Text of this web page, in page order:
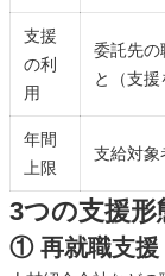
支援
の利
用
委託先の
と（支援
年間
上限
支給対
3つの支援形
① 再就職支援